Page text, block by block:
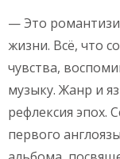
— Это
жизни. Всё, что
чувства,
музыку. Жанр и
рефлексия эпох.
первого